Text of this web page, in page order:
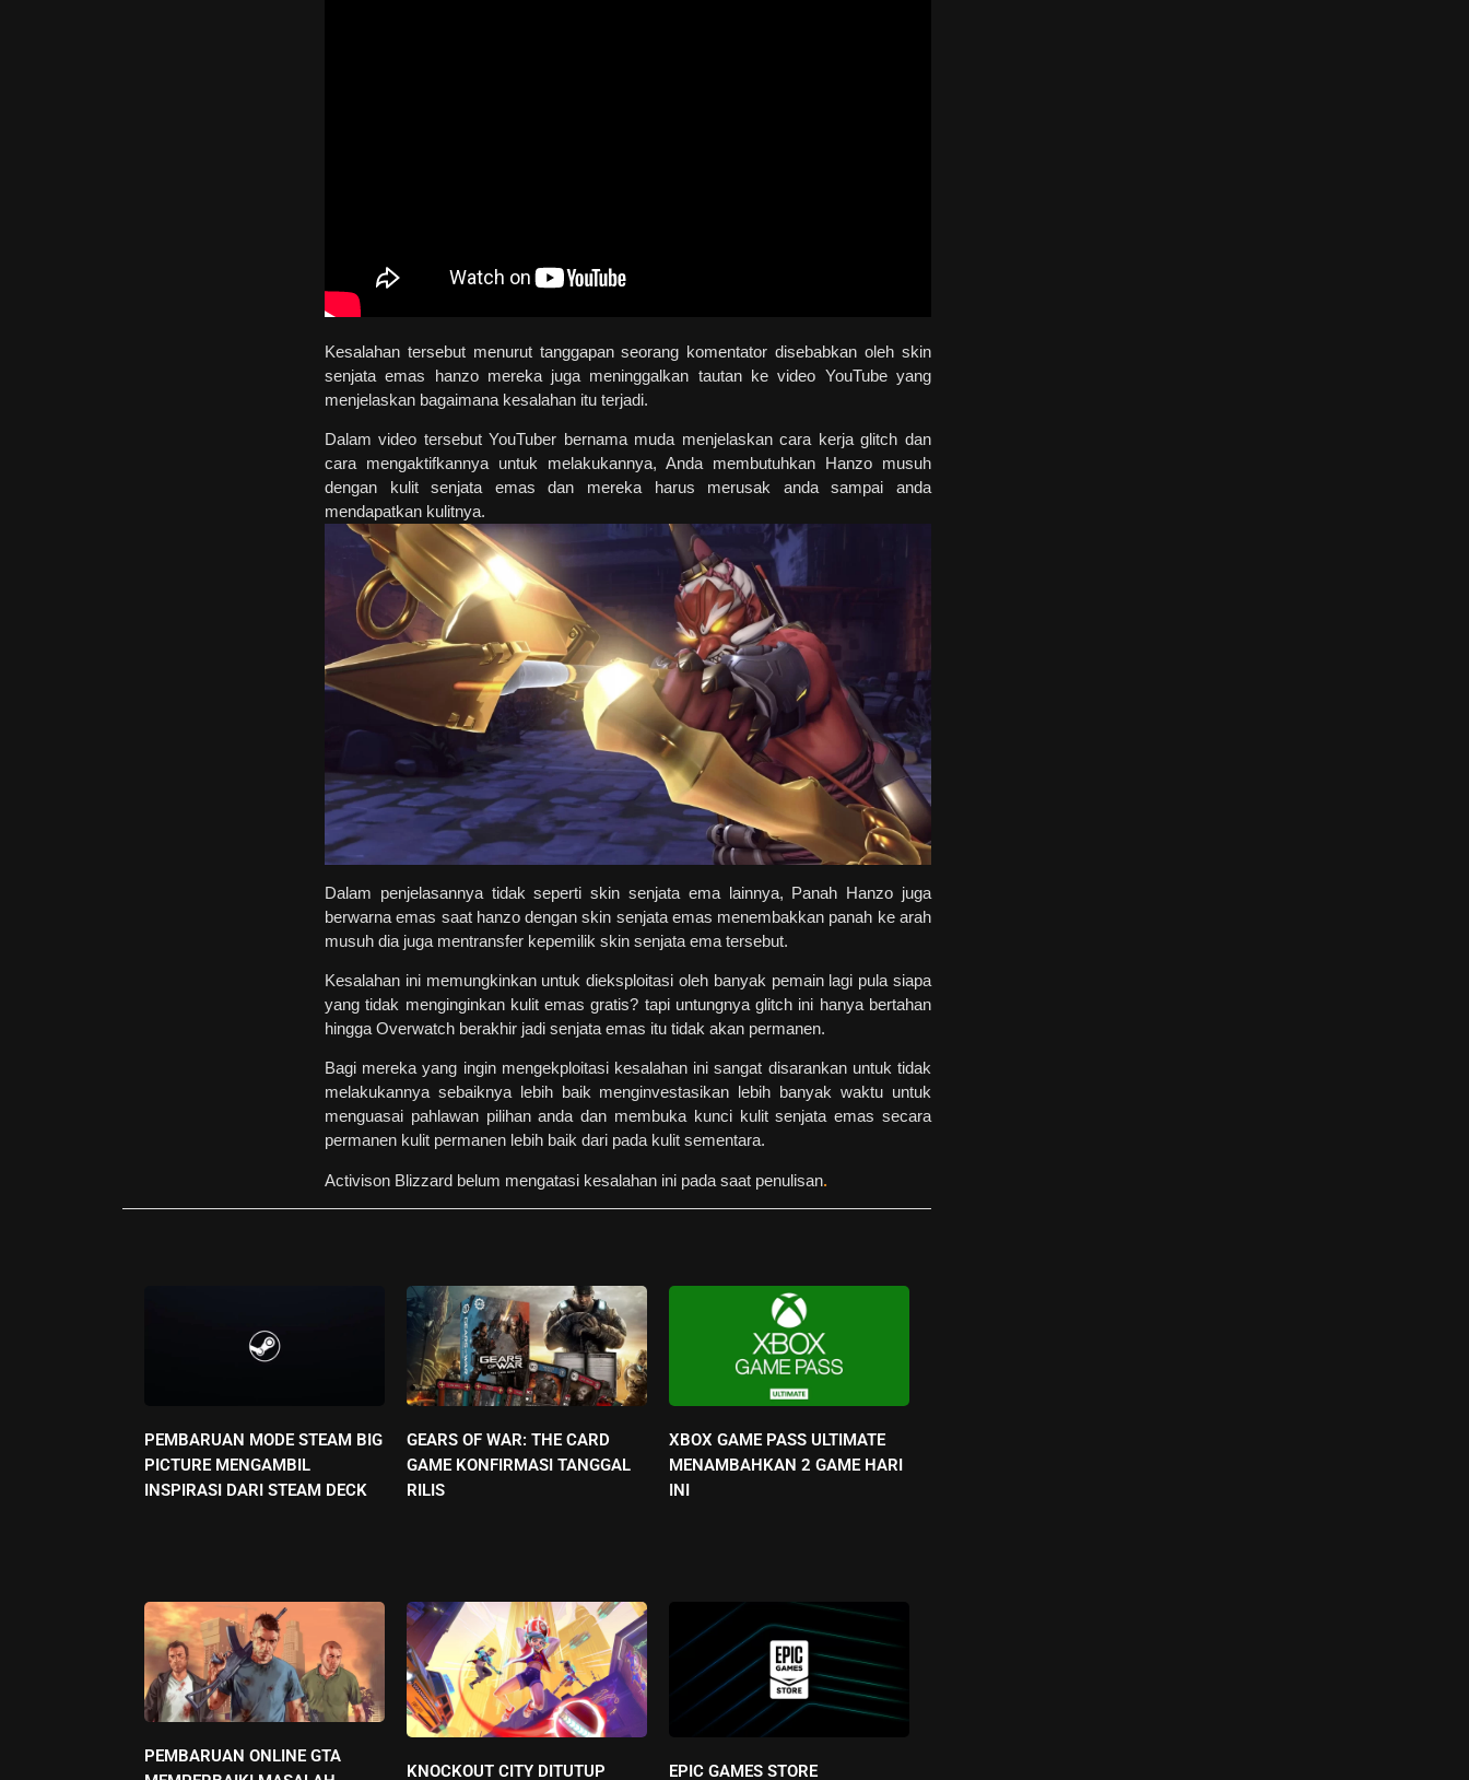
Kesalahan tersebut menurut tanggapan seorang komentator disebabkan oleh skin
senjata emas hanzo mereka juga meninggalkan tautan ke video YouTube yang
menjelaskan bagaimana kesalahan itu terjadi.
Dalam video tersebut YouTuber bernama muda menjelaskan cara kerja glitch dan
cara mengaktifkannya untuk melakukannya, Anda membutuhkan Hanzo musuh
dengan kulit senjata emas dan mereka harus merusak anda sampai anda
mendapatkan kulitnya.
Dalam penjelasannya tidak seperti skin senjata ema lainnya, Panah Hanzo juga
berwarna emas saat hanzo dengan skin senjata emas menembakkan panah ke arah
musuh dia juga mentransfer kepemilik skin senjata ema tersebut.
Kesalahan ini memungkinkan untuk dieksploitasi oleh banyak pemain lagi pula siapa
yang tidak menginginkan kulit emas gratis? tapi untungnya glitch ini hanya bertahan
hingga Overwatch berakhir jadi senjata emas itu tidak akan permanen.
Bagi mereka yang ingin mengekploitasi kesalahan ini sangat disarankan untuk tidak
melakukannya sebaiknya lebih baik menginvestasikan lebih banyak waktu untuk
menguasai pahlawan pilihan anda dan membuka kunci kulit senjata emas secara
permanen kulit permanen lebih baik dari pada kulit sementara.
Activison Blizzard belum mengatasi kesalahan ini pada saat penulisan.
PEMBARUAN MODE STEAM BIG
PICTURE MENGAMBIL
INSPIRASI DARI STEAM DECK
GEARS OF WAR: THE CARD
GAME KONFIRMASI TANGGAL
RILIS
XBOX GAME PASS ULTIMATE
MENAMBAHKAN 2 GAME HARI
INI
PEMBARUAN ONLINE GTA
KNOCKOUT CITY DITUTUP EPIC GAMES STORE